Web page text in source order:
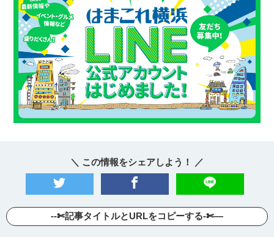
＼ この情報をシェアしよう！ ／
--✄記事タイトルとURLをコピーする-✄—